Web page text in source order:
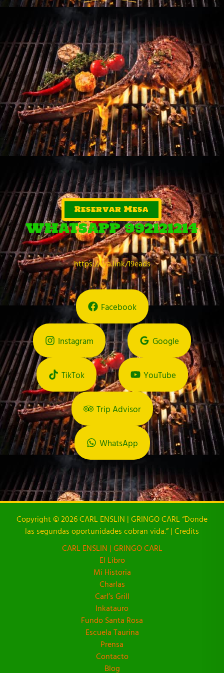
Reservar Mesa
WHATSAPP 992121214
https://wa.link/19eads
Facebook
Instagram Google
TikTok YouTube
Trip Advisor
WhatsApp
Copyright © 2026 CARL ENSLIN | GRINGO CARL “Donde
las segundas oportunidades cobran vida.” | Credits
CARL ENSLIN | GRINGO CARL
El Libro
Mi Historia
Charlas
Carl’s Grill
Inkatauro
Fundo Santa Rosa
Escuela Taurina
Prensa
Contacto
Blog